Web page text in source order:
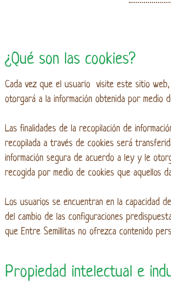
¿Qué son las cookies?
Cada vez que el usuario visite este sitio web,
otorgará a la información obtenida por medio
Las finalidades de la recopilación de
recopilada a través de cookies será
información segura de acuerdo a ley y le
recogida por medio de cookies que aquellos
Los usuarios se encuentran en la capacidad
del cambio de las configuraciones
que Entre Semillitas no ofrezca contenido
Propiedad intelectual e